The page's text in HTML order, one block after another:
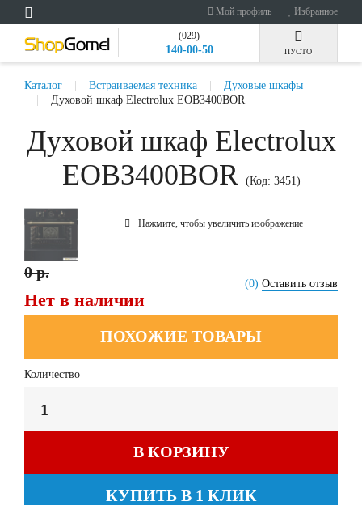
Мой профиль Избранное
(029)
140-00-50 ПУСТО
Каталог Встраиваемая техника
Духовые шкафы
Духовой шкаф Electrolux EOB3400BOR
Духовой шкаф Electrolux
EOB3400BOR (Код: 3451)
Нажмите, чтобы увеличить изображение
(0) Оставить отзыв
0 р.
Нет в наличии
ПОХОЖИЕ ТОВАРЫ
Количество
В КОРЗИНУ
КУПИТЬ В 1 КЛИК